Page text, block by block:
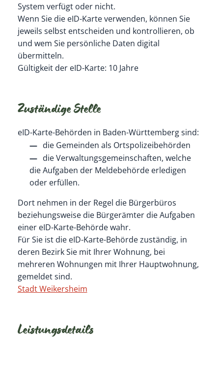
System verfügt oder nicht.
Wenn Sie die eID-Karte verwenden, können Sie
jeweils selbst entscheiden und kontrollieren, ob
und wem Sie persönliche Daten digital
übermitteln.
Gültigkeit der eID-Karte: 10 Jahre
Zuständige Stelle
eID-Karte-Behörden in Baden-Württemberg sind:
die Gemeinden als Ortspolizeibehörden
die Verwaltungsgemeinschaften, welche
die Aufgaben der Meldebehörde erledigen
oder erfüllen.
Dort nehmen in der Regel die Bürgerbüros
beziehungsweise die Bürgerämter die Aufgaben
einer eID-Karte-Behörde wahr.
Für Sie ist die eID-Karte-Behördezuständig, in
deren Bezirk Sie mit Ihrer Wohnung, bei
mehreren Wohnungen mit Ihrer Hauptwohnung,
gemeldet sind.
Stadt Weikersheim
Leistungsdetails